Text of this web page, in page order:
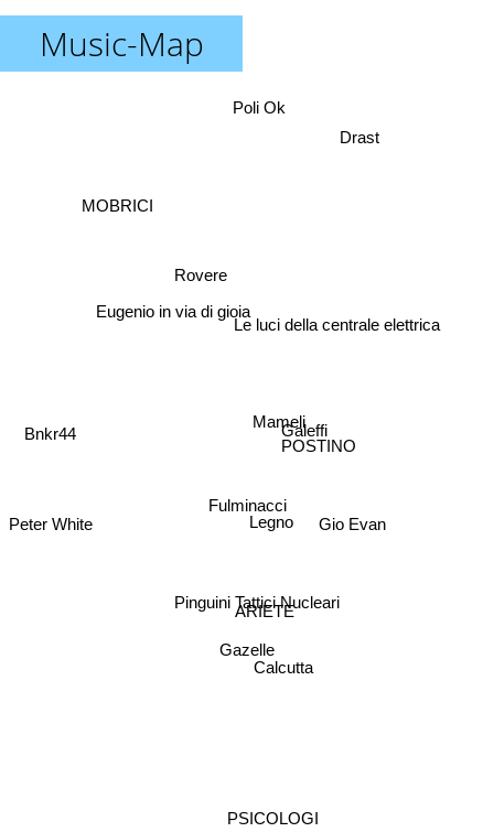
Music-Map
Gazelle
ARIETE
Pinguini Tattici Nucleari
Legno
Fulminacci
PSICOLOGI
Calcutta
POSTINO
Mameli
Gio Evan
Galeffi
Rovere
Le luci della centrale elettrica
Eugenio in via di gioia
Drast
Poli Ok
Bnkr44